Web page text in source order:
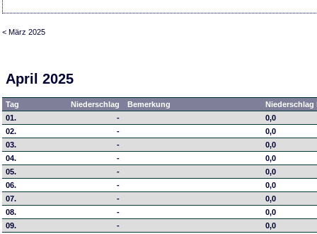
< März 2025
April 2025
Tag Niederschlag Bemerkung
01.
-
0,0
02.
-
0,0
03.
-
0,0
04.
-
0,0
05.
-
0,0
06.
-
0,0
07.
-
0,0
08.
-
0,0
09.
-
0,0